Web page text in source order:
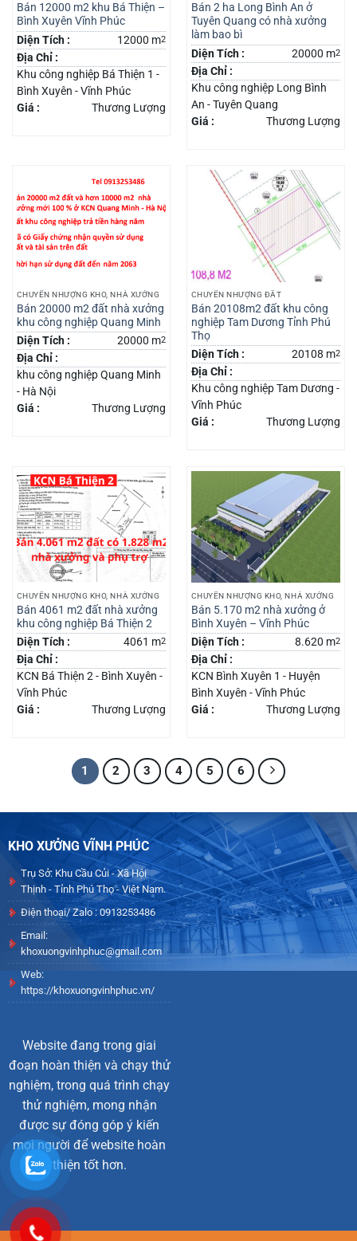
Bán 12000 m2 khu Bá Thiện –
Bình Xuyên Vĩnh Phúc
Diện Tích :
12000 m2
Địa Chỉ :
Khu công nghiệp Bá Thiện 1 -
Bình Xuyên - Vĩnh Phúc
Giá :
Thương Lượng
Bán 2 ha Long Bình An ở
Tuyên Quang có nhà xưởng
làm bao bì
Diện Tích :
20000 m2
Địa Chỉ :
Khu công nghiệp Long Bình
An - Tuyên Quang
Giá :
Thương Lượng
CHUYỂN NHƯỢNG KHO, NHÀ XƯỞNG
Bán 20000 m2 đất nhà xưởng
khu công nghiệp Quang Minh
Diện Tích :
20000 m2
Địa Chỉ :
khu công nghiệp Quang Minh
- Hà Nội
Giá :
Thương Lượng
CHUYỂN NHƯỢNG ĐẤT
Bán 20108m2 đất khu công
nghiệp Tam Dương Tỉnh Phú
Thọ
Diện Tích :
20108 m2
Địa Chỉ :
Khu công nghiệp Tam Dương -
Vĩnh Phúc
Giá :
Thương Lượng
CHUYỂN NHƯỢNG KHO, NHÀ XƯỞNG
Bán 4061 m2 đất nhà xưởng
khu công nghiệp Bá Thiện 2
Diện Tích :
4061 m2
Địa Chỉ :
KCN Bá Thiện 2 - Bình Xuyên -
Vĩnh Phúc
Giá :
Thương Lượng
CHUYỂN NHƯỢNG KHO, NHÀ XƯỞNG
Bán 5.170 m2 nhà xưởng ở
Bình Xuyên – Vĩnh Phúc
Diện Tích :
8.620 m2
Địa Chỉ :
KCN Bình Xuyên 1 - Huyện
Bình Xuyên - Vĩnh Phúc
Giá :
Thương Lượng
1 2 3 4 5 6
KHO XƯỞNG VĨNH PHÚC
Trụ Sở: Khu Cầu Củi - Xã Hội
Thịnh - Tỉnh Phú Thọ - Việt Nam.
Điện thoại/ Zalo : 0913253486
Email:
khoxuongvinhphuc@gmail.com
Web:
https://khoxuongvinhphuc.vn/
Website đang trong giai
đoạn hoàn thiện và chạy thử
nghiệm, trong quá trình chạy
thử nghiệm, mong nhận
được sự đóng góp ý kiến
mọi người để website hoàn
thiện tốt hơn.